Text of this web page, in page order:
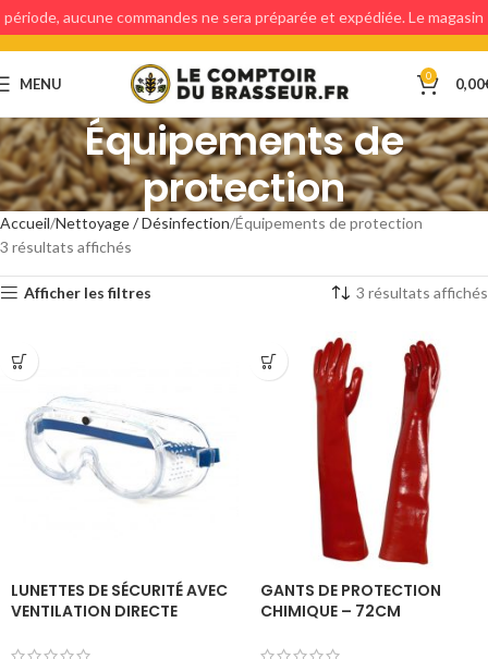
MENU 0 0,00
Équipements de
protection
Accueil Nettoyage / Désinfection Équipements de protection
3 résultats affichés
Afficher les filtres 3 résultats affichés
LUNETTES DE SÉCURITÉ AVEC
VENTILATION DIRECTE
GANTS DE PROTECTION
CHIMIQUE – 72CM
période, aucune commandes ne sera préparée et expédiée. Le magasin
étant fermé, aucun retraits en magasin ne sera possible.